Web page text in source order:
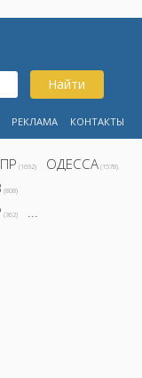
Найти
РЕКЛАМА КОНТАКТЫ
(1692) ОДЕССА (1578)
(808)
(362) ...